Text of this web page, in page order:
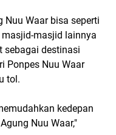
Waar bisa seperti
masjid lainnya
sebagai destinasi
Ponpes Nuu Waar
tol.
kedepan
Nuu Waar,"